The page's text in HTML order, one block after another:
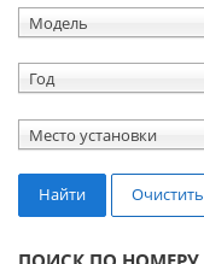
Модель
Год
Место установки
Найти Очистить